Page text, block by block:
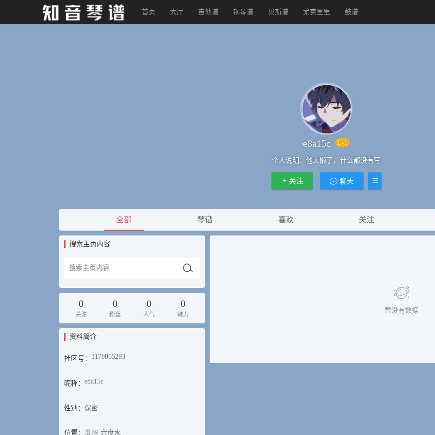
首页 大厅 吉他谱 钢琴谱 贝斯谱 尤克里里 鼓谱
e8a15c Lv1
个人说明： 他太懒了，什么都没有写
关注 聊天
全部 琴谱 喜欢 关注
搜索主页内容
0
关注
0
粉丝
0
人气
0
魅力
资料简介
社区号： 3178865293
昵称： e8a15c
性别： 保密
位置： 贵州·六盘水
暂没有数据